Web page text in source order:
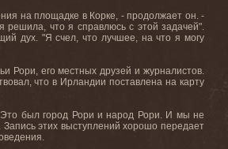
на площадке в Корке, - продолжает он. -
что я справлюсь с этой задачей".
дух. "Я счел, что лучшее, на что я могу
Рори, его местных друзей и журналистов.
что в Ирландии поставлена на карту
был город Рори и народ Рори. И мы не
этих выступлений хорошо передает